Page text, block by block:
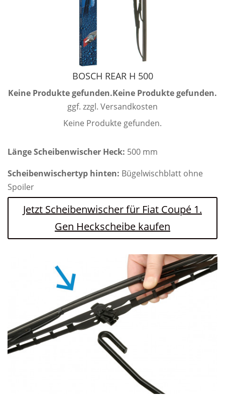
BOSCH REAR H 500
Keine Produkte gefunden.Keine Produkte gefunden.
ggf. zzgl. Versandkosten
Keine Produkte gefunden.
Länge Scheibenwischer Heck: 500 mm
Scheibenwischertyp hinten: Bügelwischblatt ohne
Spoiler
Jetzt Scheibenwischer für Fiat Coupé 1.
Gen Heckscheibe kaufen